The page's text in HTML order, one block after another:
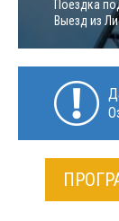
Поездка
Выезд из